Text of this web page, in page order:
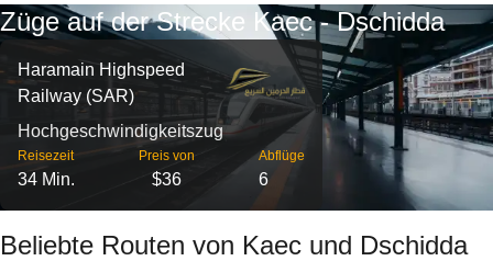
Züge auf der Strecke Kaec - Dschidda
Haramain Highspeed
Railway (SAR)
Hochgeschwindigkeitszug
Reisezeit
34 Min.
Preis von
$36
Abflüge
6
Beliebte Routen von Kaec und Dschidda